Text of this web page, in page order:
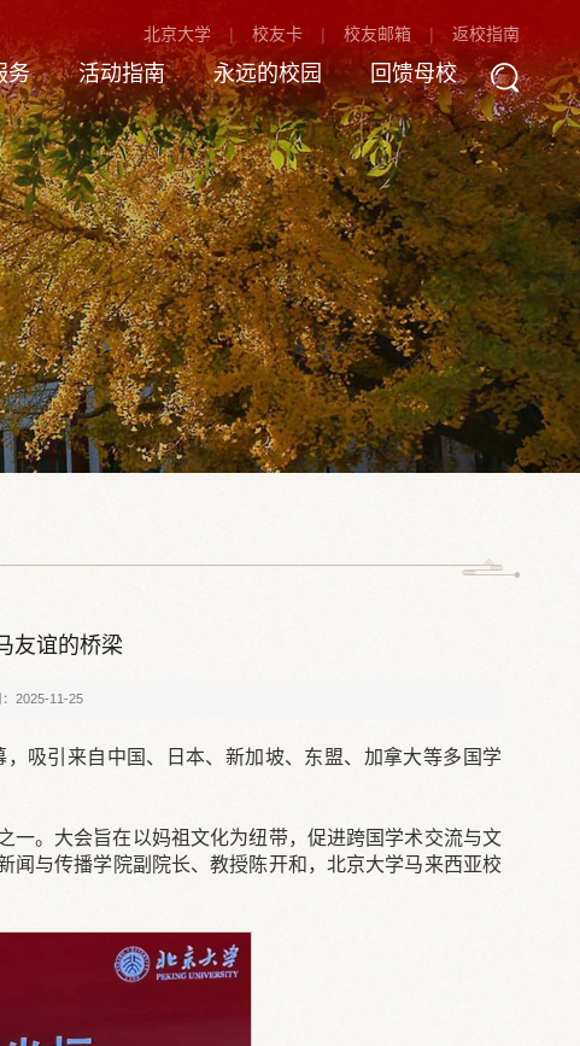
北京大学 校友卡 校友邮箱 返校指南
务 活动指南 永远的校园 回馈母校
友谊的桥梁
：2025-11-25
吸引来自中国、日本、新加坡、东盟、加拿大等多国学
一。大会旨在以妈祖文化为纽带，促进跨国学术交流与文
闻与传播学院副院长、教授陈开和，北京大学马来西亚校